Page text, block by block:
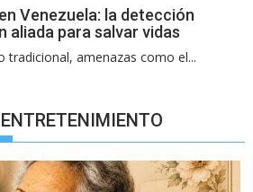
Venezuela: la detección
aliada para salvar vidas
amenazas como el...